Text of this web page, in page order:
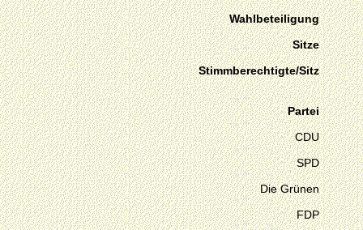
Wahlbeteiligung
Sitze
Stimmberechtigte/Sitz
Partei
CDU
SPD
Die Grünen
FDP